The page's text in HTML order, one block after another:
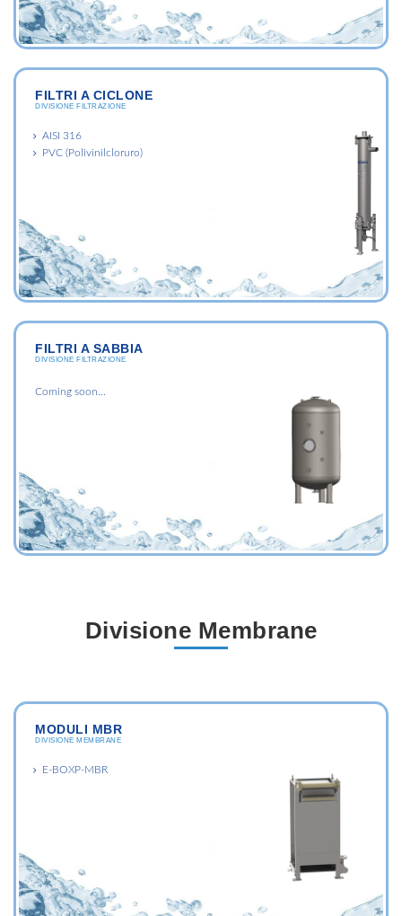
FILTRI A CICLONE
DIVISIONE FILTRAZIONE
AISI 316
PVC (Polivinilcloruro)
FILTRI A SABBIA
DIVISIONE FILTRAZIONE
Coming soon...
Divisione Membrane
MODULI MBR
DIVISIONE MEMBRANE
E-BOXP-MBR